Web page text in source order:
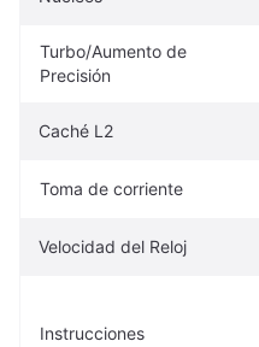
Turbo/Aumento de
Precisión
Caché L2
Toma de corriente
Velocidad del Reloj
Instrucciones